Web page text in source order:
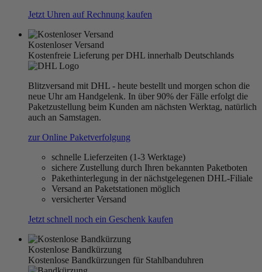
Jetzt Uhren auf Rechnung kaufen
Kostenloser Versand
Kostenfreie Lieferung per DHL innerhalb Deutschlands
Blitzversand mit DHL - heute bestellt und morgen schon die
neue Uhr am Handgelenk. In über 90% der Fälle erfolgt die
Paketzustellung beim Kunden am nächsten Werktag, natürlich
auch an Samstagen.
zur Online Paketverfolgung
schnelle Lieferzeiten (1-3 Werktage)
sichere Zustellung durch Ihren bekannten Paketboten
Pakethinterlegung in der nächstgelegenen DHL-Filiale
Versand an Paketstationen möglich
versicherter Versand
Jetzt schnell noch ein Geschenk kaufen
Kostenlose Bandkürzung
Kostenlose Bandkürzungen für Stahlbanduhren